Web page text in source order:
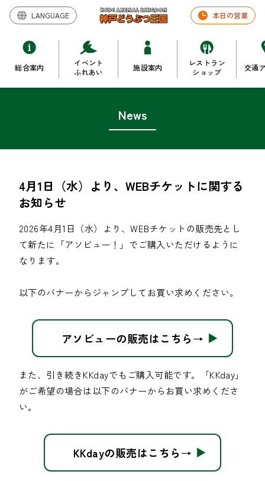
LANGUAGE 本日の営業
総合案内
イベント
ふれあい
施設案内
レストラン
ショップ
交通
News
4月1日（水）より、WEBチケットに関する
お知らせ
2026年4月1日（水）より、WEBチケットの販売先とし
て新たに「アソビュー！」でご購入いただけるように
なります。
以下のバナーからジャンプしてお買い求めください。
アソビューの販売はこちら→
また、引き続きKKdayでもご購入可能です。「KKday」
がご希望の場合は以下のバナーからお買い求めくださ
い。
KKdayの販売はこちら→